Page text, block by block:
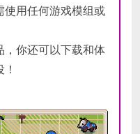
使用任何游戏模组或
，你还可以下载和体